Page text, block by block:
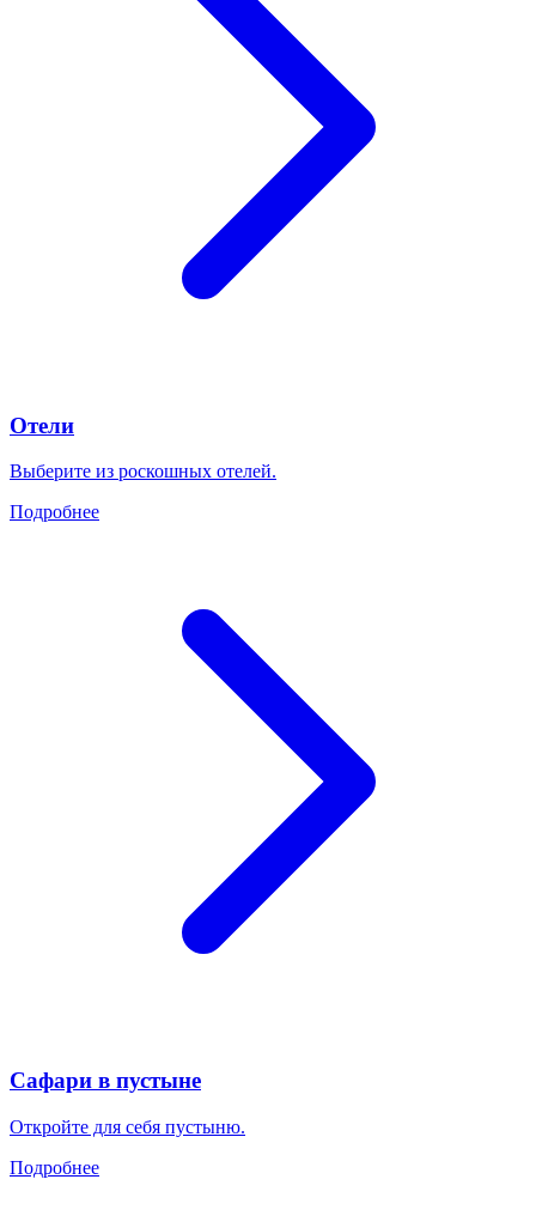
Отели
Выберите из роскошных отелей.
Подробнее
Сафари в пустыне
Откройте для себя пустыню.
Подробнее